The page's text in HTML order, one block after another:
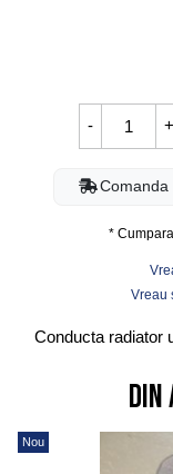
Comanda
*
Vreau
Conducta radiator
Nou